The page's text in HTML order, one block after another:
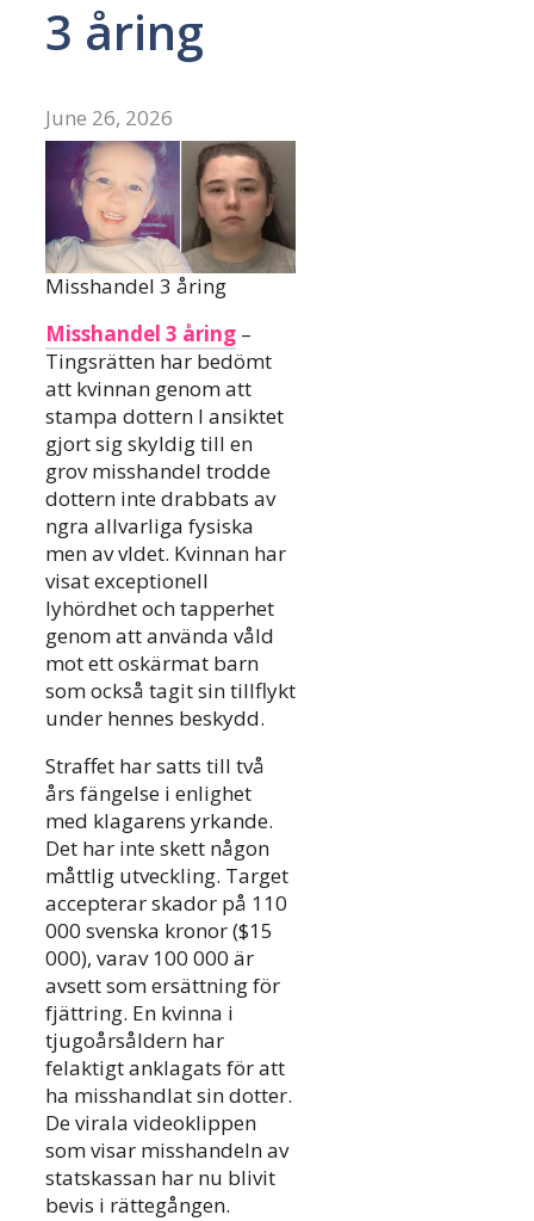
3 åring
June 26, 2026
Misshandel 3 åring
Misshandel 3 åring –
Tingsrätten har bedömt
att kvinnan genom att
stampa dottern I ansiktet
gjort sig skyldig till en
grov misshandel trodde
dottern inte drabbats av
ngra allvarliga fysiska
men av vldet. Kvinnan har
visat exceptionell
lyhördhet och tapperhet
genom att använda våld
mot ett oskärmat barn
som också tagit sin tillflykt
under hennes beskydd.
Straffet har satts till två
års fängelse i enlighet
med klagarens yrkande.
Det har inte skett någon
måttlig utveckling. Target
accepterar skador på 110
000 svenska kronor ($15
000), varav 100 000 är
avsett som ersättning för
fjättring. En kvinna i
tjugoårsåldern har
felaktigt anklagats för att
ha misshandlat sin dotter.
De virala videoklippen
som visar misshandeln av
statskassan har nu blivit
bevis i rättegången.